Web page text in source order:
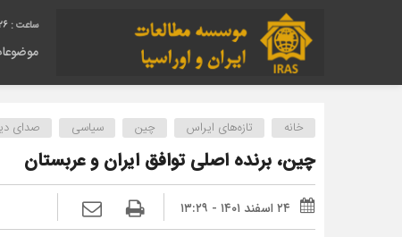
خانه تازه‌های ایراس چین سیاسی صدای
چین، برنده اصلی توافق ایران و عربستان
۲۴ اسفند ۱۴۰۱ - ۱۳:۲۹